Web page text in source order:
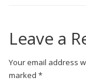
Leave a
Your email address
marked *